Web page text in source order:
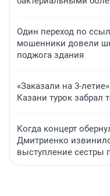
Один переход по
мошенники довели
поджога здания
«Заказали на 3-
Казани турок забрал
Когда концерт
Дмитриенко
выступление сестры